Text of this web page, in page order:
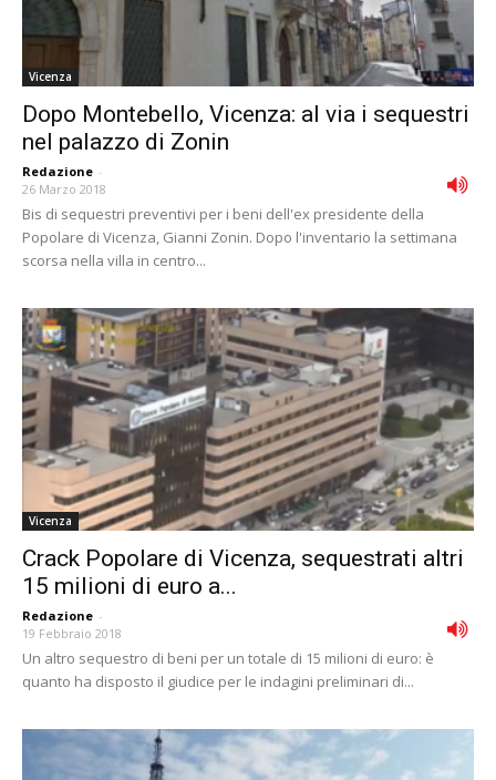
Vicenza
Dopo Montebello, Vicenza: al via i sequestri
nel palazzo di Zonin
Redazione -
26 Marzo 2018
Bis di sequestri preventivi per i beni dell'ex presidente della
Popolare di Vicenza, Gianni Zonin. Dopo l'inventario la settimana
scorsa nella villa in centro...
Vicenza
Crack Popolare di Vicenza, sequestrati altri
15 milioni di euro a...
Redazione -
19 Febbraio 2018
Un altro sequestro di beni per un totale di 15 milioni di euro: è
quanto ha disposto il giudice per le indagini preliminari di...